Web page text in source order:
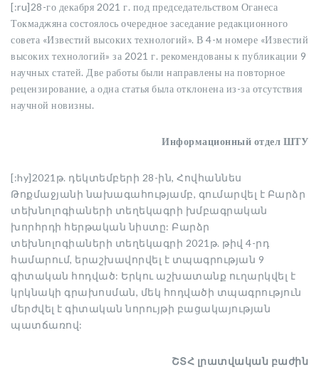
[:ru]28-го декабря 2021 г. под председательством Оганеса
Токмаджяна состоялось очередное заседание редакционного
совета «Известий высоких технологий». В 4-м номере «Известий
высоких технологий» за 2021 г. рекомендованы к публикации 9
научных статей. Две работы были направлены на повторное
рецензирование, а одна статья была отклонена из-за отсутствия
научной новизны.
Информационный отдел ШТУ
[:hy]2021թ. դեկտեմբերի 28-ին, Հովհաննես
Թոքմաջյանի նախագահությամբ, գումարվել է Բարձր
տեխնոլոգիաների տեղեկագրի խմբագրական
խորհրդի հերթական նիստը: Բարձր
տեխնոլոգիաների տեղեկագրի 2021թ. թիվ 4-րդ
համարում, երաշխավորվել է տպագրության 9
գիտական հոդված: Երկու աշխատանք ուղարկվել է
կրկնակի գրախոսման, մեկ հոդվածի տպագրություն
մերժվել է գիտական նորույթի բացակայության
պատճառով:
ՇՏՀ լրատվական բաժին